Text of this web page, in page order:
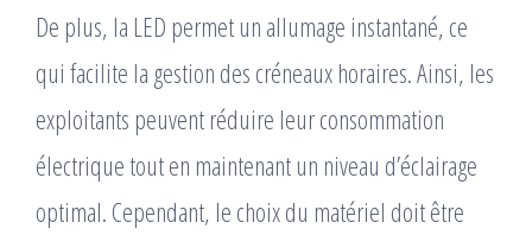
De plus, la LED permet un allumage instantané, ce
qui facilite la gestion des créneaux horaires. Ainsi, les
exploitants peuvent réduire leur consommation
électrique tout en maintenant un niveau d’éclairage
optimal. Cependant, le choix du matériel doit être